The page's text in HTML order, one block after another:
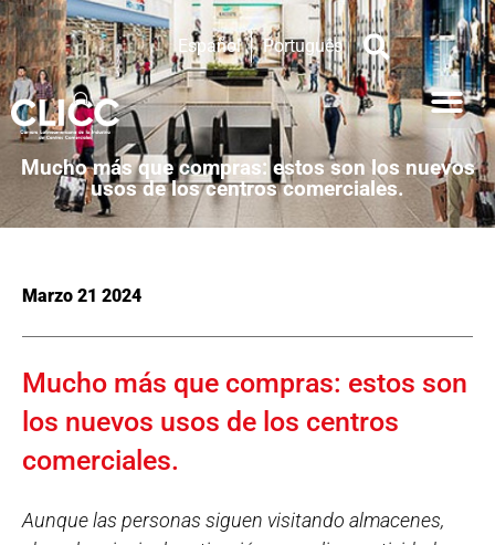
Español Português
Mucho más que compras: estos son los nuevos
usos de los centros comerciales.
Marzo 21 2024
Mucho más que compras: estos son
los nuevos usos de los centros
comerciales.
Aunque las personas siguen visitando almacenes,